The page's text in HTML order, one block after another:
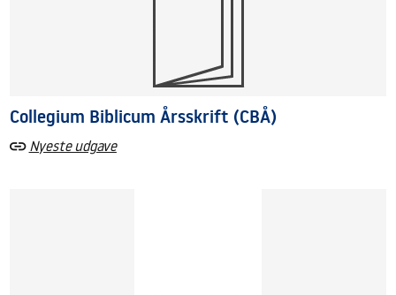
Collegium Biblicum Årsskrift (CBÅ)
Nyeste udgave